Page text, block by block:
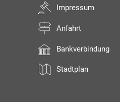
Impressum
Anfahrt
Bankverbindung
Stadtplan